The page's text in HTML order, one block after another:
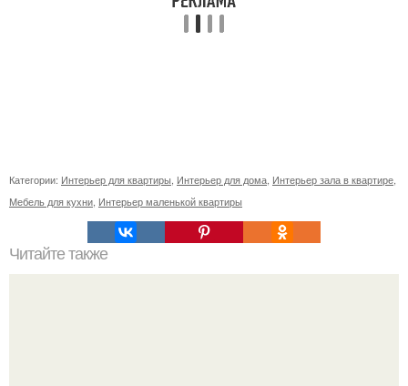
Категории: Интерьер для квартиры Интерьер для дома Интерьер зала в квартире
Мебель для кухни Интерьер маленькой квартиры
Читайте также